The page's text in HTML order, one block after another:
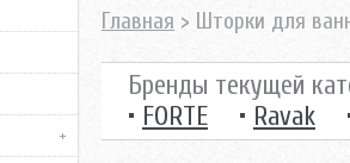
Главная > Шторки для
Бренды текущей
• FORTE • Ravak